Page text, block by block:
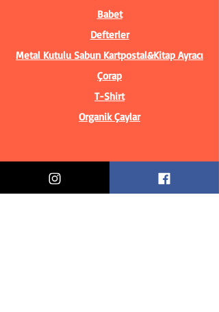
Babet
Defterler
Metal Kutulu Sabun Kartpostal&Kitap Ayracı
Çorap
T-Shirt
Organik Çaylar
Biz Kimiz?